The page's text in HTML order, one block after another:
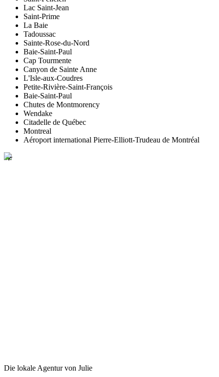
Lac Saint-Jean
Saint-Prime
La Baie
Tadoussac
Sainte-Rose-du-Nord
Baie-Saint-Paul
Cap Tourmente
Canyon de Sainte Anne
L'Isle-aux-Coudres
Petite-Rivière-Saint-François
Baie-Saint-Paul
Chutes de Montmorency
Wendake
Citadelle de Québec
Montreal
Aéroport international Pierre-Elliott-Trudeau de Montréal
Die lokale Agentur von Julie